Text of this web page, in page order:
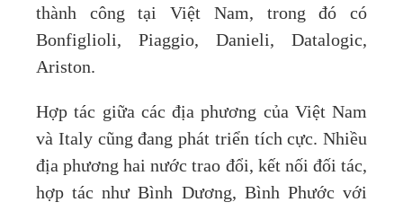
thành công tại Việt Nam, trong đó có
Bonfiglioli, Piaggio, Danieli, Datalogic,
Ariston.
Hợp tác giữa các địa phương của Việt Nam
và Italy cũng đang phát triển tích cực. Nhiều
địa phương hai nước trao đổi, kết nối đối tác,
hợp tác như Bình Dương, Bình Phước với